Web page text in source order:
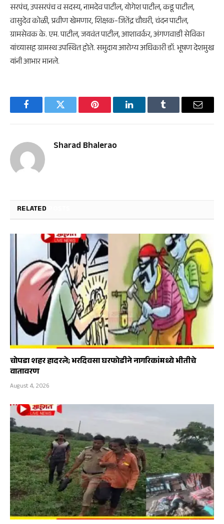
सरपंच, उपसरपंच व सदस्य, नामदेव पाटील, योगेश पाटील, कडू पाटील,
वासुदेव कोळी, प्रवीण खेमणार, शिक्षक-जितेंद्र चौधरी, चंदन पाटील,
ग्रामसेवक के. एम. पाटील, जयवंत पाटील, आशावर्कर, अंगणवाडी सेविका
यांच्यासह ग्रामस्थ उपस्थित होते. समुदाय आरोग्य अधिकारी डॉ. भूषण देशमुख
यांनी आभार मानले.
FacebookTwitter Pinterest LinkedInTumblr Email
Sharad Bhalerao
RELATED
चोपडा शहर हादरले; भरदिवसा घरफोडीने नागरिकांमध्ये भीतीचे
वातावरण
August 4, 2026